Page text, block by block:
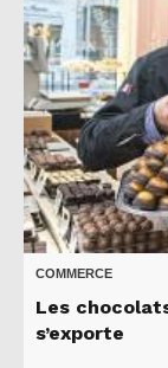
COMMERCE
Les
s’exporte